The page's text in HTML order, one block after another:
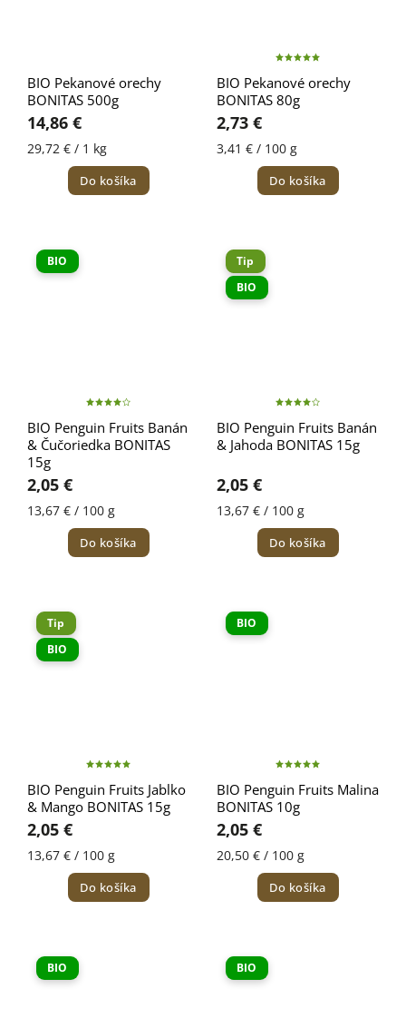
BIO Pekanové orechy
BONITAS 500g
14,86 €
29,72 € / 1 kg
Do košíka
BIO Pekanové orechy
BONITAS 80g
2,73 €
3,41 € / 100 g
Do košíka
BIO
BIO Penguin Fruits Banán
& Čučoriedka BONITAS
15g
2,05 €
13,67 € / 100 g
Do košíka
Tip
BIO
BIO Penguin Fruits Banán
& Jahoda BONITAS 15g
2,05 €
13,67 € / 100 g
Do košíka
Tip
BIO
BIO Penguin Fruits Jablko
& Mango BONITAS 15g
2,05 €
13,67 € / 100 g
Do košíka
BIO
BIO Penguin Fruits Malina
BONITAS 10g
2,05 €
20,50 € / 100 g
Do košíka
BIO BIO